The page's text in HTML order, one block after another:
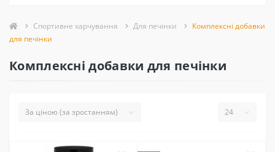
Спортивне харчування Для печінки
Комплексні добавки
для печінки
Комплексні добавки для печінки